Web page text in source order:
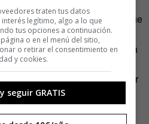
en el futuro, pero podría ser que
aldea global. Porque, tal vez,
Impondremos peajes a
decir, nos
de manera virtual. Por
redes sociales y generando
Algunas comunidades
traten tus datos
legítimo, algo a lo que
tus opciones a continuación.
o en el menú del sitio,
o retirar el consentimiento en
y cookies.
seguir GRATIS